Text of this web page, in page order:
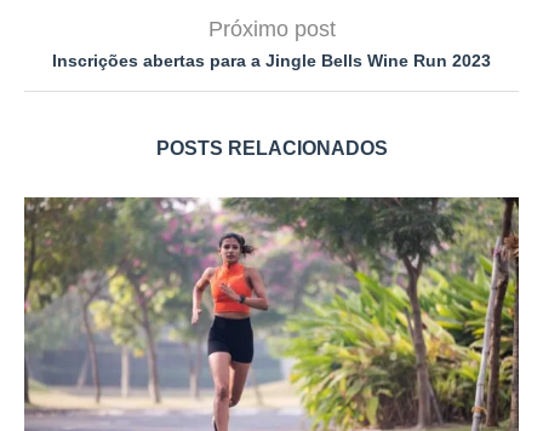
Próximo post
Inscrições abertas para a Jingle Bells Wine Run 2023
POSTS RELACIONADOS